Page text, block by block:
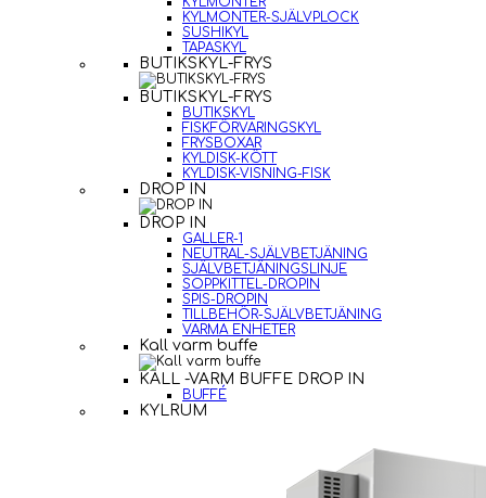
KYLMONTER-SJÄLVPLOCK
SUSHIKYL
TAPASKYL
BUTIKSKYL-FRYS
BUTIKSKYL-FRYS
BUTIKSKYL
FISKFÖRVARINGSKYL
FRYSBOXAR
KYLDISK-KÖTT
KYLDISK-VISNING-FISK
DROP IN
DROP IN
GALLER-1
NEUTRAL-SJÄLVBETJÄNING
SJÄLVBETJÄNINGSLINJE
SOPPKITTEL-DROPIN
SPIS-DROPIN
TILLBEHÖR-SJÄLVBETJÄNING
VARMA ENHETER
Kall varm buffe
KALL -VARM BUFFE DROP IN
BUFFÉ
KYLRUM